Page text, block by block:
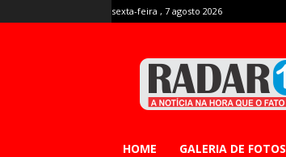
sexta-feira , 7 agosto 2026
HOME GALERIA DE FOTOS